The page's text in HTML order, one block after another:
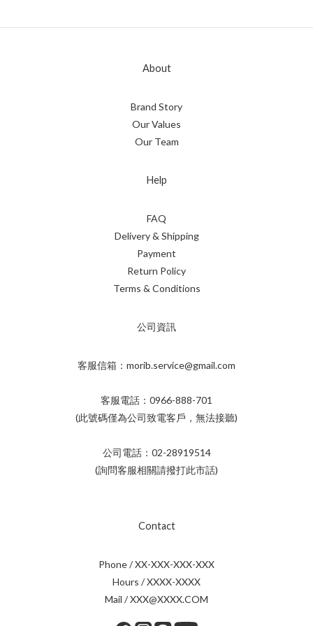
About
Brand Story
Our Values
Our Team
Help
FAQ
Delivery & Shipping
Payment
Return Policy
Terms & Conditions
公司資訊
客服信箱：morib.service@gmail.com
客服電話：0966-888-701
(此號碼僅為公司致電客戶，無法接聽)
公司電話：02-28919514
(詢問客服相關請撥打此市話)
Contact
Phone / XX-XXX-XXX-XXX
Hours / XXXX-XXXX
Mail / XXX@XXXX.COM